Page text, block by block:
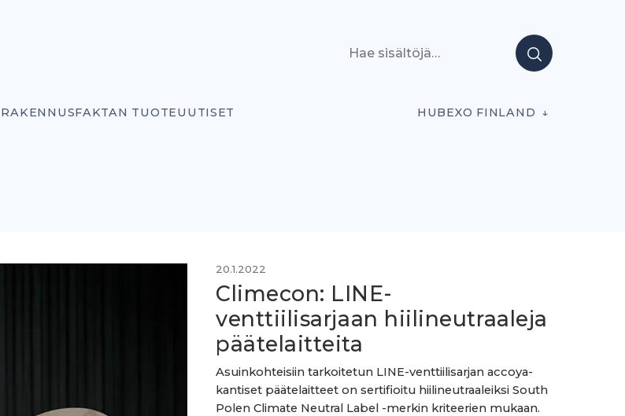
RAKENNUSFAKTAN TUOTEUUTISET HUBEXO FINLAND
20.1.2022
Climecon: LINE-
venttiilisarjaan hiilineutraaleja
päätelaitteita
Asuinkohteisiin tarkoitetun LINE-venttiilisarjan accoya-
kantiset päätelaitteet on sertifioitu hiilineutraaleiksi South
Polen Climate Neutral Label -merkin kriteerien mukaan.